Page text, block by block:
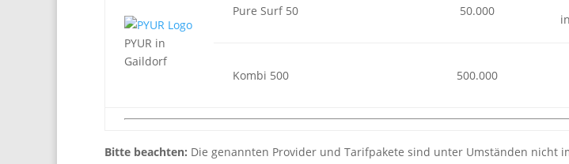
PYUR in
Gaildorf
Pure Surf 50 50.000
Kombi 500 500.000
Bitte beachten: Die genannten Provider und Tarifpakete sind unter Umständen nicht